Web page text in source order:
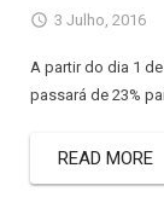
Notícias
Contactos
3 Julho, 2016
A partir do dia 1
passará de 23%
READ MORE